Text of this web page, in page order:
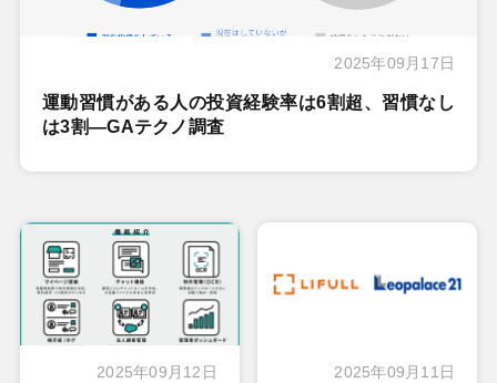
2025年09月17日
運動習慣がある人の投資経験率は6割超、習慣なし
は3割―GAテクノ調査
2025年09月12日 2025年09月11日